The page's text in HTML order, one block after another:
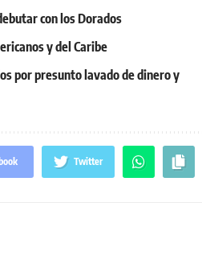
con los Dorados
y del Caribe
por presunto lavado de dinero y
Twitter